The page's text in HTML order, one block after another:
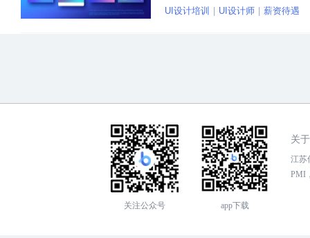
UI设计培训
UI设计师 薪资待遇
关注公众号 app下载
关
江苏
PMI